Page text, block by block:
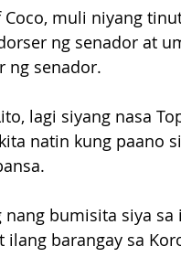
muli niyang
ng senador at
ng senador.
lagi siyang nasa
natin kung paano
nang bumisita siya
ilang barangay sa